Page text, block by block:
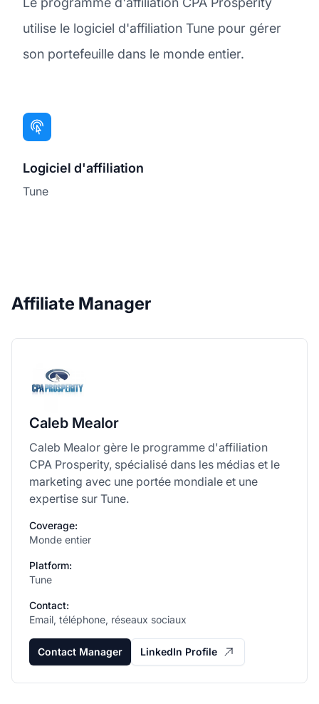
utilise le logiciel d'affiliation Tune pour gérer
son portefeuille dans le monde entier.
Logiciel d'affiliation
Tune
Affiliate Manager
Caleb Mealor
Caleb Mealor gère le programme d'affiliation
CPA Prosperity, spécialisé dans les médias et le
marketing avec une portée mondiale et une
expertise sur Tune.
Coverage:
Monde entier
Platform:
Tune
Contact:
Email, téléphone, réseaux sociaux
Contact Manager LinkedIn Profile